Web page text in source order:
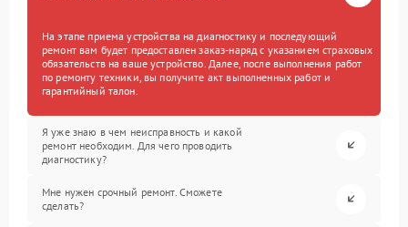
На этапе приема устройства на диагностику и последующий
ремонт вам будет предоставлен заказ-наряд с указанием страховых
обязательств на ваше устройство. Далее, после выполнения работ
по ремонту техники, вы получите акт выполненных работ и
гарантийный талон.
Я уже знаю в чем неисправность и какой
ремонт необходим. Для чего проводить
диагностику?
Мне нужен срочный ремонт. Сможете
сделать?